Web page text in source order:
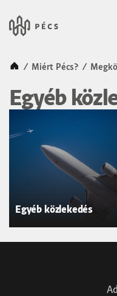
Városunk
Kezdőlap
/ Miért Pécs? /
Egyéb
Egyéb közlekedés